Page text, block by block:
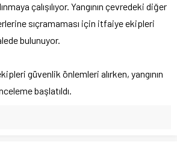
çalışılıyor. Yangının çevredeki diğer
sıçramaması için itfaiye ekipleri
bulunuyor.
güvenlik önlemleri alırken, yangının
başlatıldı.